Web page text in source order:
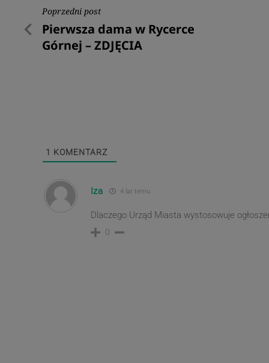
Nawigacja
wpisu
Poprzedni post
Poprzedni
post
Pierwsza dama w Rycerce
Górnej – ZDJĘCIA
1 KOMENTARZ
Iza 4 lat temu
Dlaczego Urząd Miasta wystosowuje
0